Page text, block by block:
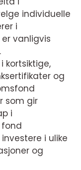
individuelle
i
vanligvis
kortsiktige,
og
som gir
i
i ulike
og